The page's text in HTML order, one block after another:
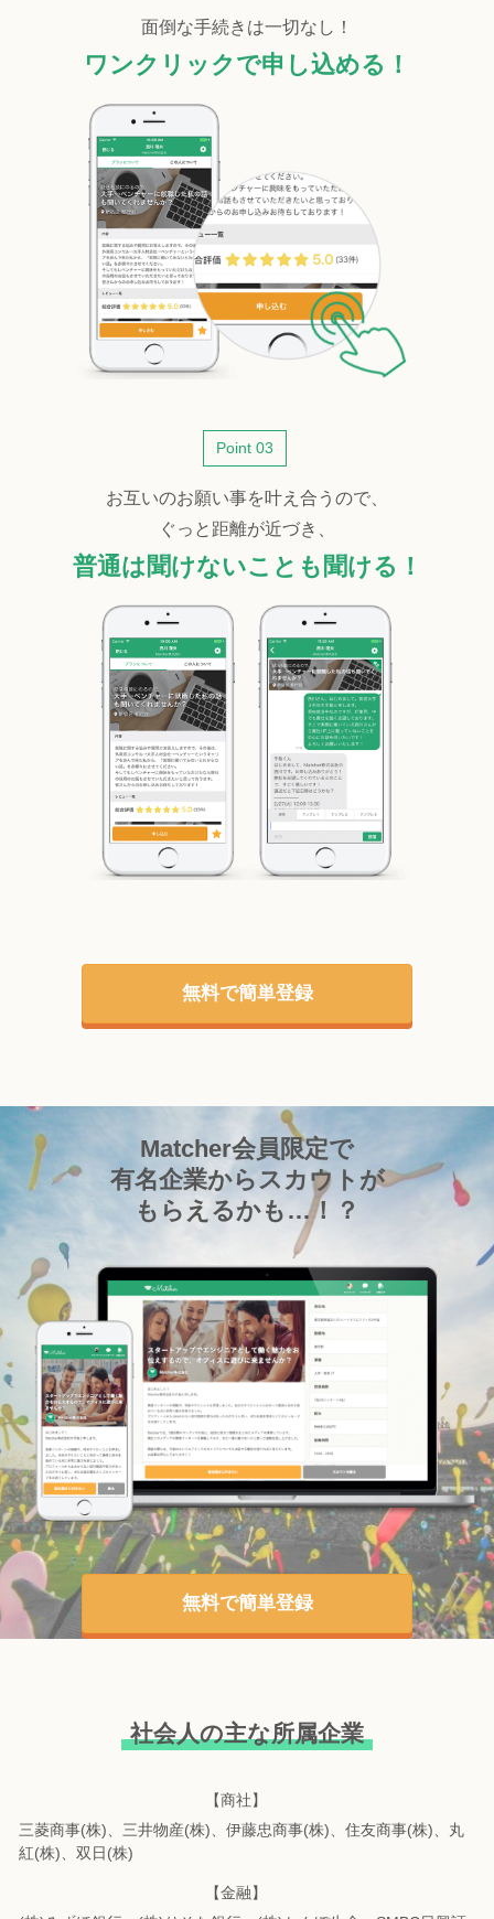
面倒な手続きは一切なし！
ワンクリックで申し込める！
Point 03
お互いのお願い事を叶え合うので、
ぐっと距離が近づき、
普通は聞けないことも聞ける！
無料で簡単登録
Matcher会員限定で
有名企業からスカウトが
もらえるかも…！？
無料で簡単登録
社会人の主な所属企業
【商社】
三菱商事(株)、三井物産(株)、伊藤忠商事(株)、住友商事(株)、丸
紅(株)、双日(株)
【金融】